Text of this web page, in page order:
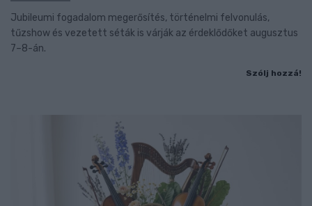
Jubileumi fogadalom megerősítés, történelmi felvonulás,
tűzshow és vezetett séták is várják az érdeklődőket augusztus
7–8-án.
Szólj hozzá!